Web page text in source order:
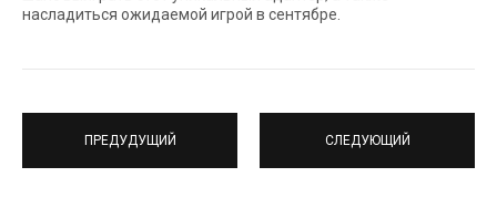
насладиться ожидаемой игрой в сентябре.
ПРЕДУДУЩИЙ СЛЕДУЮЩИЙ